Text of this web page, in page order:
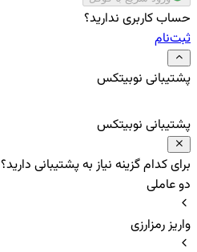
حساب کاربری ندارید؟
ثبت‌نام
پشتیبانی نوبیتکس
پشتیبانی نوبیتکس
برای کدام گزینه نیاز به پشتیبانی دارید؟
دو عاملی
واریز رمزارزی